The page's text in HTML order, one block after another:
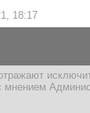
18:17
мнением